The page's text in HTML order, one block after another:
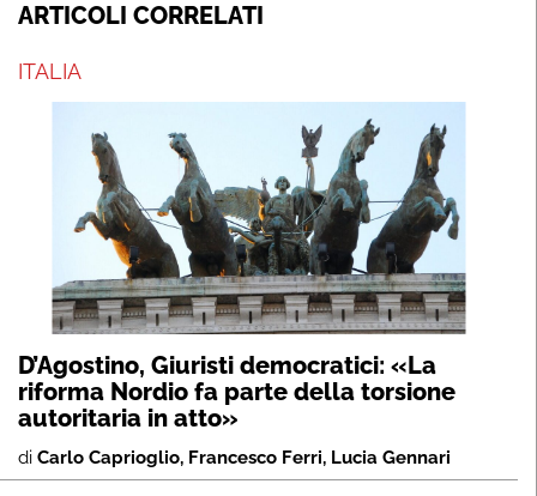
ARTICOLI CORRELATI
ITALIA
D’Agostino, Giuristi democratici: «La
riforma Nordio fa parte della torsione
autoritaria in atto»
di Carlo Caprioglio, Francesco Ferri, Lucia Gennari